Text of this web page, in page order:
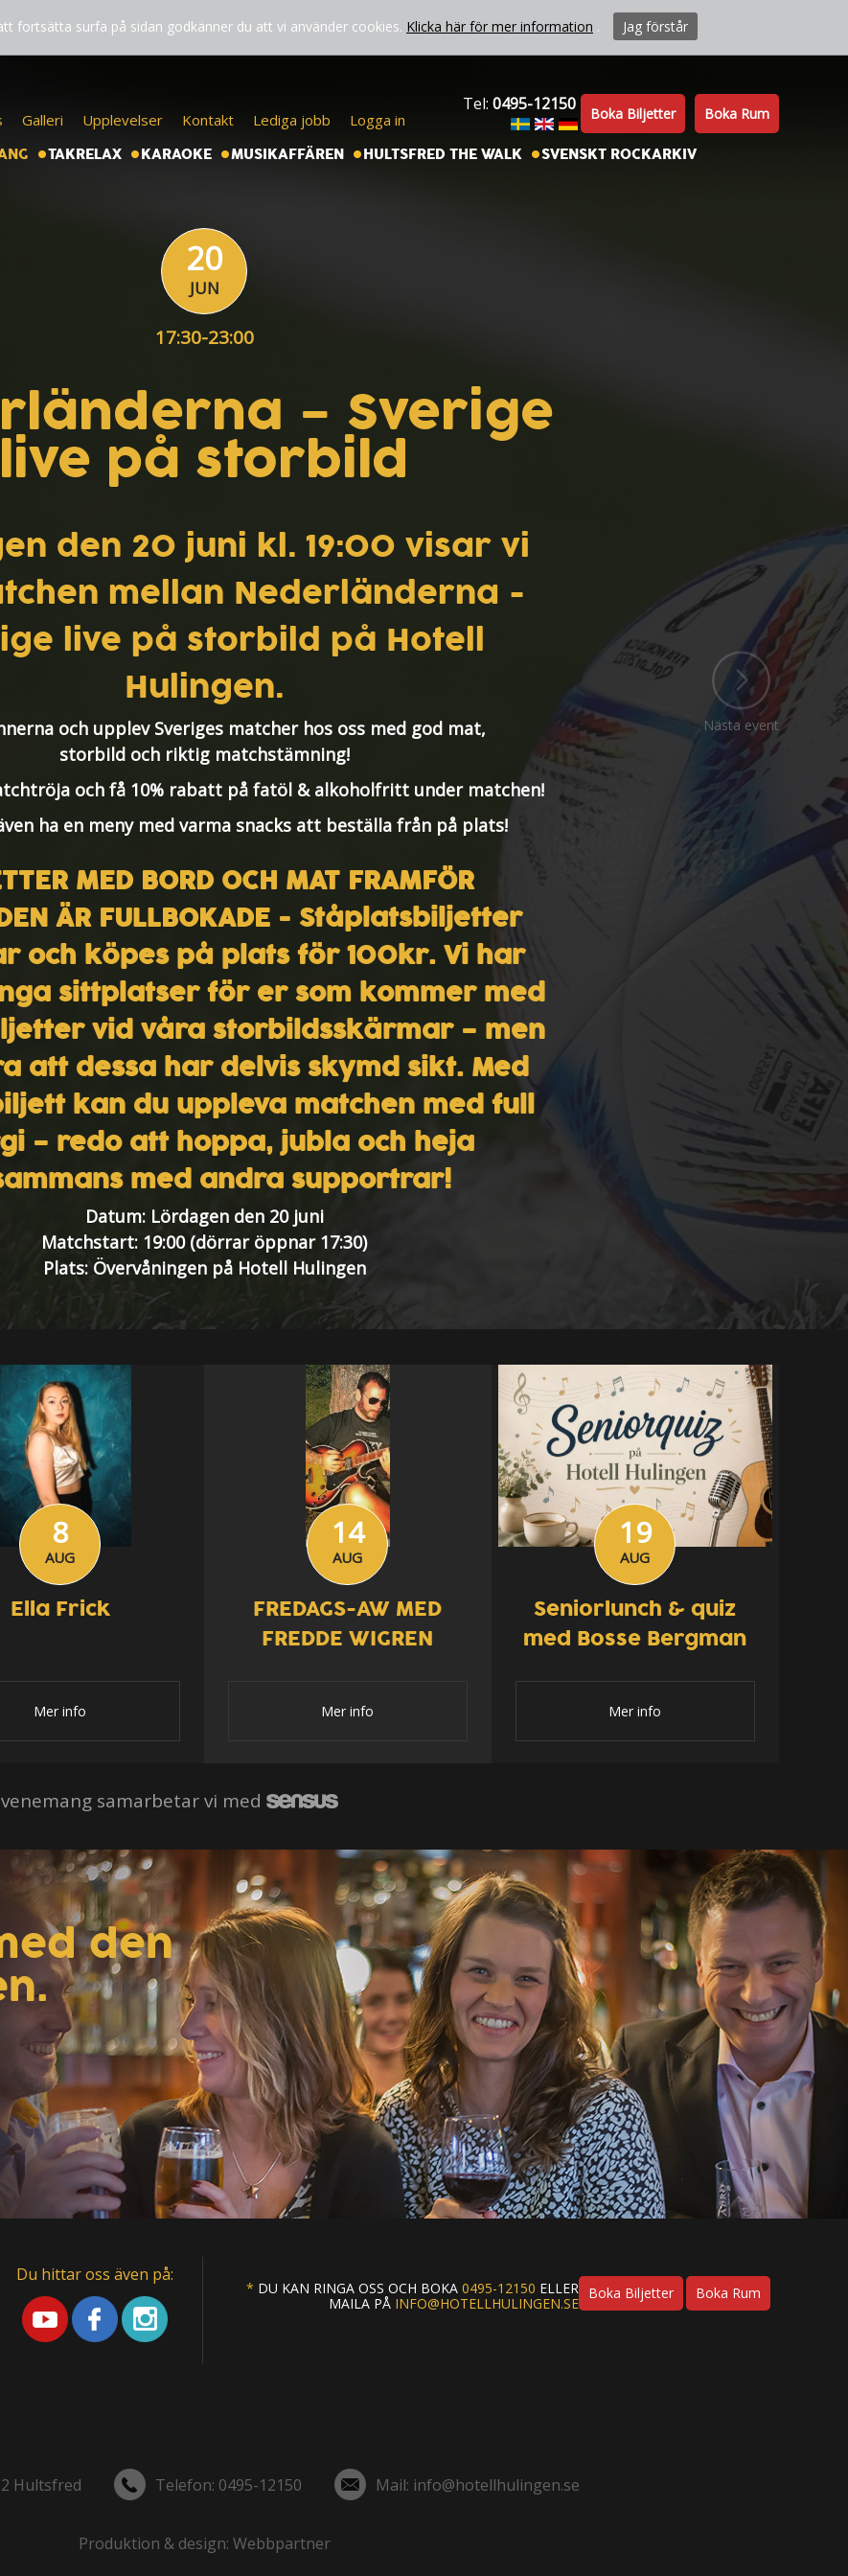
Galleri Upplevelser Kontakt Lediga jobb Logga in
TAKRELAX KARAOKE MUSIKAFFÄREN HULTSFRED THE WALK SVENSKT ROCKARKIV
Tel: 0495-12150 Boka Biljetter Boka Rum
20
JUN
17:30-23:00
– Sverige
live på storbild
den 20 juni kl. 19:00 visar vi
mellan Nederländerna -
live på storbild på Hotell
Hulingen.
och upplev Sveriges matcher hos oss med god mat,
storbild och riktig matchstämning!
och få 10% rabatt på fatöl & alkoholfritt under matchen!
ha en meny med varma snacks att beställa från på plats!
MED BORD OCH MAT FRAMFÖR
ÄR FULLBOKADE - Ståplatsbiljetter
och köpes på plats för 100kr. Vi har
sittplatser för er som kommer med
vid våra storbildsskärmar – men
att dessa har delvis skymd sikt. Med
kan du uppleva matchen med full
– redo att hoppa, jubla och heja
med andra supportrar!
Datum:Lördagen den 20 juni
Matchstart: 19:00 (dörrar öppnar 17:30)
Plats:Övervåningen på Hotell Hulingen
Nästa event
8
AUG
Ella Frick
Mer info
14
AUG
FREDAGS-AW MED
FREDDE WIGREN
Mer info
19
AUG
Seniorlunch & quiz
med Bosse Bergman
Mer info
samarbetar vi med
den
Du hittar oss även på:
* DU KAN RINGA OSS OCH BOKA 0495-12150 ELLER
MAILA PÅ INFO@HOTELLHULINGEN.SE
Boka Biljetter Boka Rum
Hultsfred Telefon: 0495-12150 Mail: info@hotellhulingen.se
Produktion & design: Webbpartner
fortsätta surfa på sidan godkänner du att vi använder cookies. Klicka här för mer information . Jag förstår